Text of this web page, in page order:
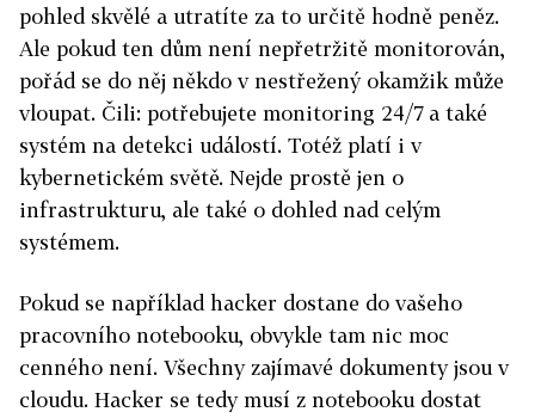
pohled skvělé a utratíte za to určitě hodně peněz.
Ale pokud ten dům není nepřetržitě monitorován,
pořád se do něj někdo v nestřežený okamžik může
vloupat. Čili: potřebujete monitoring 24/7 a také
systém na detekci událostí. Totéž platí i v
kybernetickém světě. Nejde prostě jen o
infrastrukturu, ale také o dohled nad celým
systémem.
Pokud se například hacker dostane do vašeho
pracovního notebooku, obvykle tam nic moc
cenného není. Všechny zajímavé dokumenty jsou v
cloudu. Hacker se tedy musí z notebooku dostat